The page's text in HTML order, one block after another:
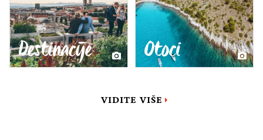
Destinacije Otoci
VIDITE VIŠE